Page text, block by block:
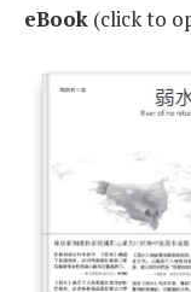
eBook (click to